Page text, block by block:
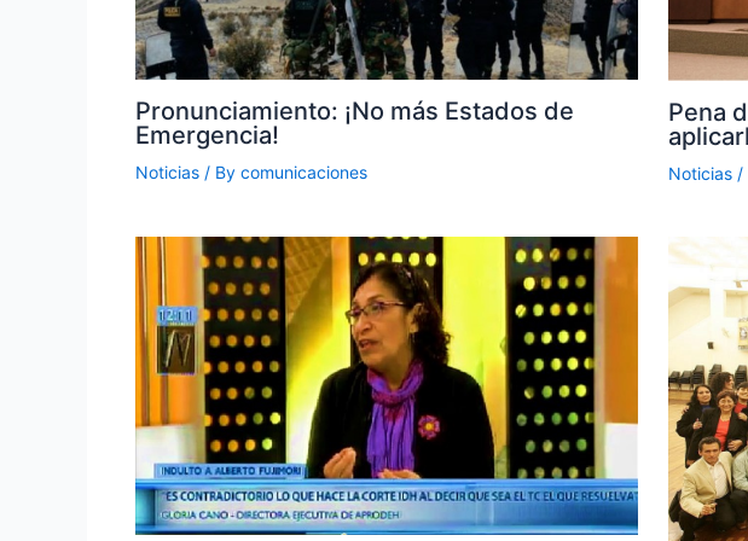
Pronunciamiento: ¡No más Estados de
Emergencia!
Noticias / By comunicaciones
Pena
Noticias/